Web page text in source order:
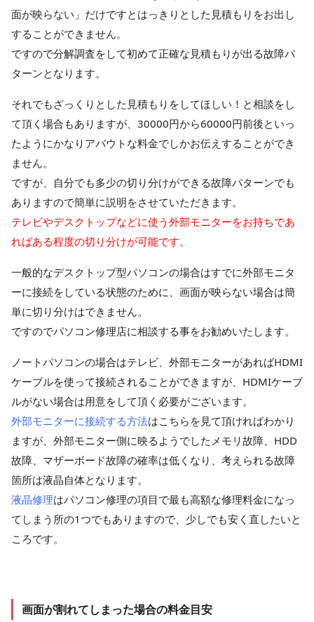
面が映らない」だけですとはっきりとした見積もりをお出し
することができません。
ですので分解調査をして初めて正確な見積もりが出る故障パ
ターンとなります。
それでもざっくりとした見積もりをしてほしい！と相談をし
て頂く場合もありますが、30000円から60000円前後といっ
たようにかなりアバウトな料金でしかお伝えすることができ
ません。
ですが、自分でも多少の切り分けができる故障パターンでも
ありますので簡単に説明をさせていただきます。
テレビやデスクトップなどに使う外部モニターをお持ちであ
ればある程度の切り分けが可能です。
一般的なデスクトップ型パソコンの場合はすでに外部モニタ
ーに接続をしている状態のために、画面が映らない場合は簡
単に切り分けはできません。
ですのでパソコン修理店に相談する事をお勧めいたします。
ノートパソコンの場合はテレビ、外部モニターがあればHDMI
ケーブルを使って接続されることができますが、HDMIケーブ
ルがない場合は用意をして頂く必要がございます。
外部モニターに接続する方法はこちらを見て頂ければわかり
ますが、外部モニター側に映るようでしたメモリ故障、HDD
故障、マザーボード故障の確率は低くなり、考えられる故障
箇所は液晶自体となります。
液晶修理はパソコン修理の項目で最も高額な修理料金になっ
てしまう所の1つでもありますので、少しでも安く直したいと
ころです。
画面が割れてしまった場合の料金目安